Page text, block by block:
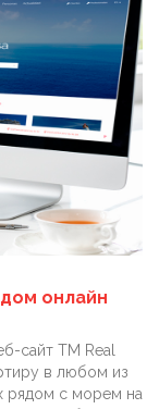
онлайн
сайт TM Real
в любом из
рядом с морем на